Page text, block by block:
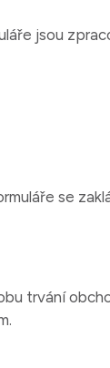
jsou
se
trvání